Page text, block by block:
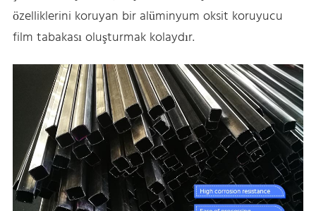
özelliklerini koruyan bir alüminyum oksit koruyucu
film tabakası oluşturmak kolaydır.